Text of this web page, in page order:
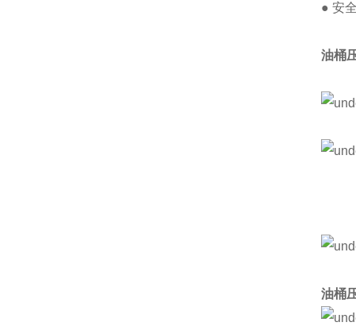
● 安
油桶
油桶